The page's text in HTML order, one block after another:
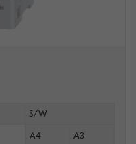
S/W
A4 A3